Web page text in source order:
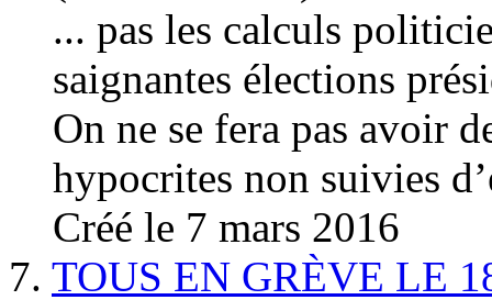
... pas les calculs
saignantes élections
On ne se fera pas avoir
hypocrites non suivies
Créé le 7 mars 2016
7. TOUS EN GRÈVE LE